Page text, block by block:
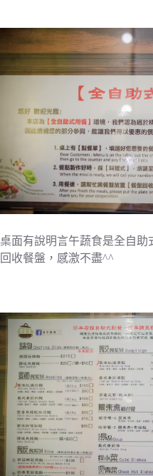
桌面有說明言午蔬食是全自助
回收餐盤，感激不盡^^